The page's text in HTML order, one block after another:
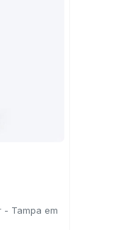
- Tampa em